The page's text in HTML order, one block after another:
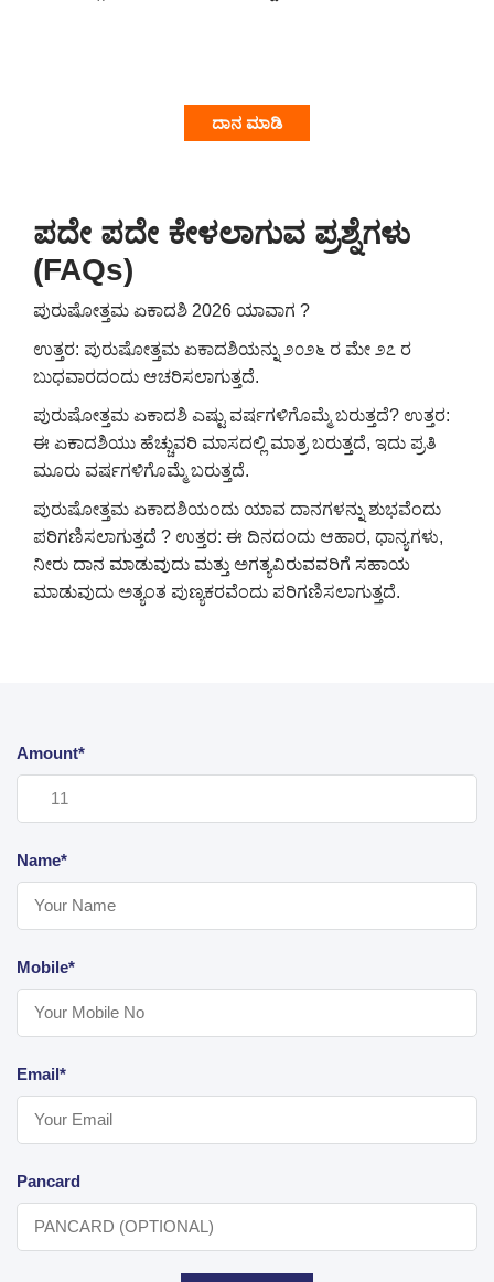
ದಾನ ಮಾಡಿ
ಪದೇ ಪದೇ ಕೇಳಲಾಗುವ ಪ್ರಶ್ನೆಗಳು
(FAQs)
ಪುರುಷೋತ್ತಮ ಏಕಾದಶಿ 2026 ಯಾವಾಗ ?
ಉತ್ತರ: ಪುರುಷೋತ್ತಮ ಏಕಾದಶಿಯನ್ನು ೨೦೨೬ ರ ಮೇ ೨೭ ರ
ಬುಧವಾರದಂದು ಆಚರಿಸಲಾಗುತ್ತದೆ.
ಪುರುಷೋತ್ತಮ ಏಕಾದಶಿ ಎಷ್ಟು ವರ್ಷಗಳಿಗೊಮ್ಮೆ ಬರುತ್ತದೆ? ಉತ್ತರ:
ಈ ಏಕಾದಶಿಯು ಹೆಚ್ಚುವರಿ ಮಾಸದಲ್ಲಿ ಮಾತ್ರ ಬರುತ್ತದೆ, ಇದು ಪ್ರತಿ
ಮೂರು ವರ್ಷಗಳಿಗೊಮ್ಮೆ ಬರುತ್ತದೆ.
ಪುರುಷೋತ್ತಮ ಏಕಾದಶಿಯಂದು ಯಾವ ದಾನಗಳನ್ನು ಶುಭವೆಂದು
ಪರಿಗಣಿಸಲಾಗುತ್ತದೆ ? ಉತ್ತರ: ಈ ದಿನದಂದು ಆಹಾರ, ಧಾನ್ಯಗಳು,
ನೀರು ದಾನ ಮಾಡುವುದು ಮತ್ತು ಅಗತ್ಯವಿರುವವರಿಗೆ ಸಹಾಯ
ಮಾಡುವುದು ಅತ್ಯಂತ ಪುಣ್ಯಕರವೆಂದು ಪರಿಗಣಿಸಲಾಗುತ್ತದೆ.
Amount*
Name*
Mobile*
Email*
Pancard